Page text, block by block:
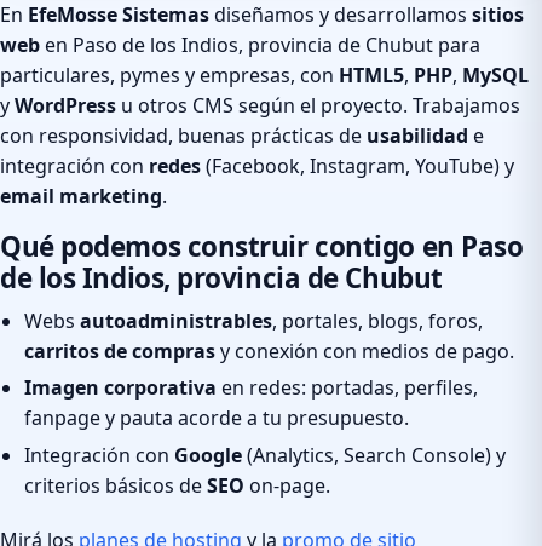
En EfeMosse Sistemasdiseñamos y desarrollamos sitios
weben Paso de los Indios, provincia de Chubut para
particulares, pymes y empresas, con HTML5, PHP, MySQL
yWordPress u otros CMS según el proyecto. Trabajamos
con responsividad, buenas prácticas de usabilidad e
integración con redes(Facebook, Instagram, YouTube) y
email marketing.
Qué podemos construir contigo en Paso
de los Indios, provincia de Chubut
Webs autoadministrables, portales, blogs, foros,
carritos de comprasy conexión con medios de pago.
Imagen corporativa en redes: portadas, perfiles,
fanpage y pauta acorde a tu presupuesto.
Integración con Google(Analytics, Search Console) y
criterios básicos deSEO on-page.
Mirá los planes de hosting y la promo de sitio